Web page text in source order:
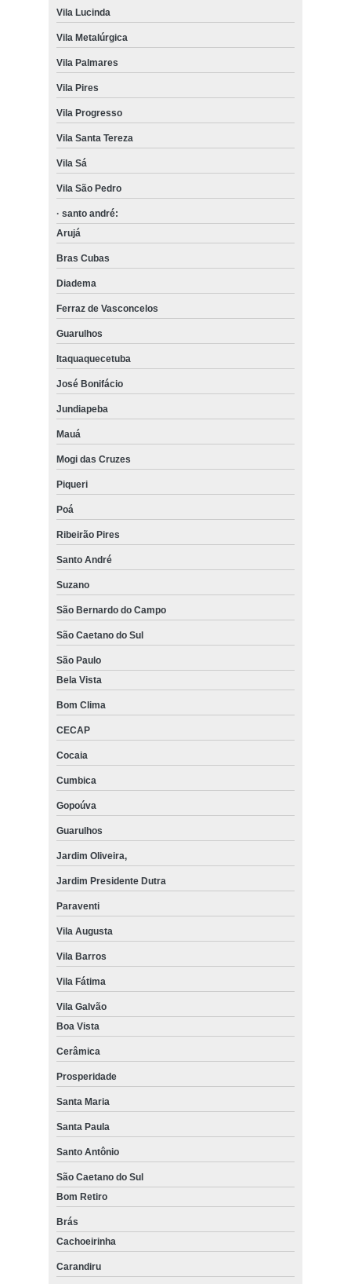
Vila Lucinda
Vila Metalúrgica
Vila Palmares
Vila Pires
Vila Progresso
Vila Santa Tereza
Vila Sá
Vila São Pedro
· santo andré:
Arujá
Bras Cubas
Diadema
Ferraz de Vasconcelos
Guarulhos
Itaquaquecetuba
José Bonifácio
Jundiapeba
Mauá
Mogi das Cruzes
Piqueri
Poá
Ribeirão Pires
Santo André
Suzano
São Bernardo do Campo
São Caetano do Sul
São Paulo
Bela Vista
Bom Clima
CECAP
Cocaia
Cumbica
Gopoúva
Guarulhos
Jardim Oliveira,
Jardim Presidente Dutra
Paraventi
Vila Augusta
Vila Barros
Vila Fátima
Vila Galvão
Boa Vista
Cerâmica
Prosperidade
Santa Maria
Santa Paula
Santo Antônio
São Caetano do Sul
Bom Retiro
Brás
Cachoeirinha
Carandiru